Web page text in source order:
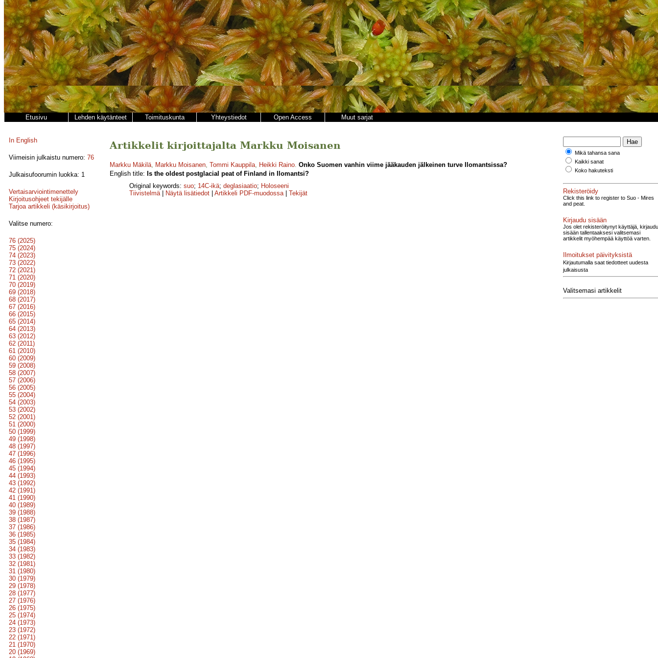
Etusivu Lehden käytänteet Toimituskunta Yhteystiedot Open Access Muut sarjat
In English
Viimeisin julkaistu numero: 76
Julkaisufoorumin luokka: 1
Vertaisarviointimenettely
Kirjoitusohjeet tekijälle
Tarjoa artikkeli (käsikirjoitus)
Valitse numero:
76 (2025)
75 (2024)
74 (2023)
73 (2022)
72 (2021)
71 (2020)
70 (2019)
69 (2018)
68 (2017)
67 (2016)
66 (2015)
65 (2014)
64 (2013)
63 (2012)
62 (2011)
61 (2010)
60 (2009)
59 (2008)
58 (2007)
57 (2006)
56 (2005)
55 (2004)
54 (2003)
53 (2002)
52 (2001)
51 (2000)
50 (1999)
49 (1998)
48 (1997)
47 (1996)
46 (1995)
45 (1994)
44 (1993)
43 (1992)
42 (1991)
41 (1990)
40 (1989)
39 (1988)
38 (1987)
37 (1986)
36 (1985)
35 (1984)
34 (1983)
33 (1982)
32 (1981)
31 (1980)
30 (1979)
29 (1978)
28 (1977)
27 (1976)
26 (1975)
25 (1974)
24 (1973)
23 (1972)
22 (1971)
21 (1970)
20 (1969)
Artikkelit kirjoittajalta Markku Moisanen
Markku Mäkilä, Markku Moisanen, Tommi Kauppila, Heikki Raino. Onko Suomen vanhin viime jääkauden jälkeinen turve Ilomantsissa?
English title: Is the oldest postglacial peat of Finland in Ilomantsi?
Original keywords: suo; 14C-ikä; deglasiaatio; Holoseeni
Tiivistelmä| Näytä lisätiedot Artikkeli PDF-muodossa| Tekijät
Mikä tahansa sana
Kaikki sanat
Koko hakuteksti
Rekisteröidy
Click this link to register to Suo - Mires
and peat.
Kirjaudu sisään
Jos olet rekisteröitynyt käyttäjä, kirjaudu
sisään tallentaaksesi valitsemasi
artikkelit myöhempää käyttöä varten.
Ilmoitukset päivityksistä
Kirjautumalla saat tiedotteet uudesta
julkaisusta
Valitsemasi artikkelit